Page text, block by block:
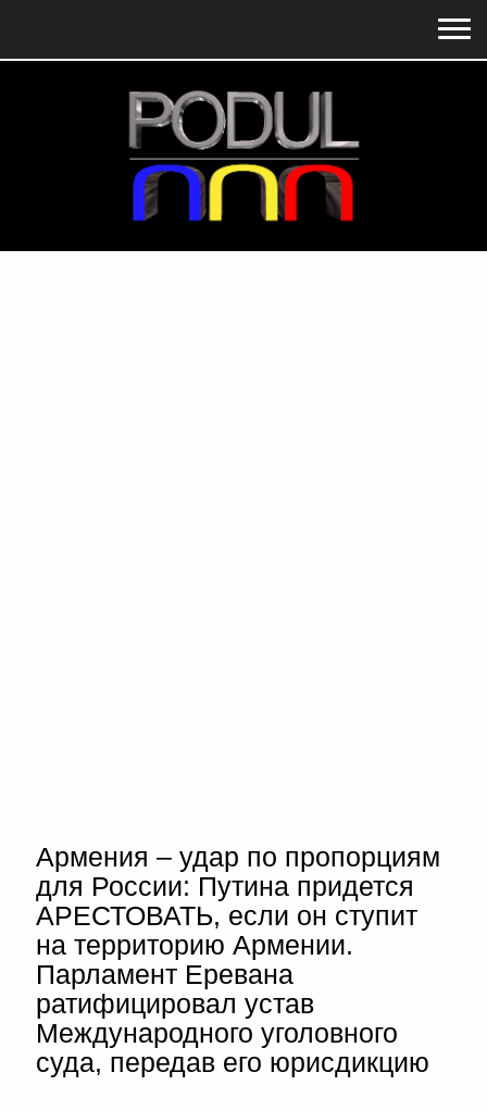
Армения – удар по пропорциям
для России: Путина придется
АРЕСТОВАТЬ, если он ступит
на территорию Армении.
Парламент Еревана
ратифицировал устав
Международного уголовного
суда, передав его юрисдикцию